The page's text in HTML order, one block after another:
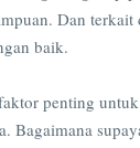
Dan
baik.
penting
Bagaimana